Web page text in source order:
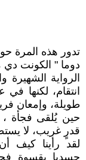
تدور هذه المرة
دوما " الكونت
الرواية
انتقام، لكنها
طويلة، وإمعان
حين يُلقى فجأة
قدرٍ غريب، لا
لقد رأينا كيف
جسديا بقسوة